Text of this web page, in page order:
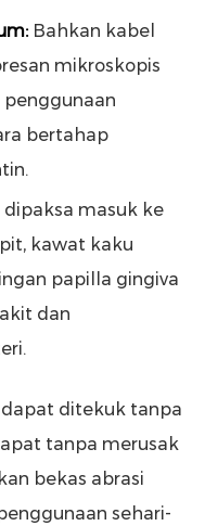
Bahkan kabel
mikroskopis
bertahap
dipaksa masuk ke
kawat kaku
papilla gingiva
dan
ditekuk tanpa
tanpa merusak
bekas abrasi
sehari-